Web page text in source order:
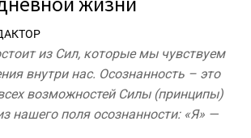
из Сил, которые мы чувствуем
внутри нас. Осознанность – это
возможностей Силы (принципы)
нашего поля осознанности: «Я» —